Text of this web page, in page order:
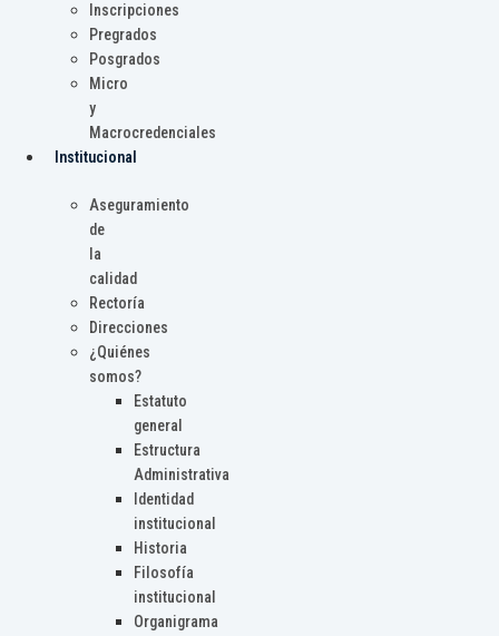
Inscripciones
Pregrados
Posgrados
Micro
y
Macrocredenciales
Institucional
Aseguramiento
de
la
calidad
Rectoría
Direcciones
¿Quiénes
somos?
Estatuto
general
Estructura
Administrativa
Identidad
institucional
Historia
Filosofía
institucional
Organigrama